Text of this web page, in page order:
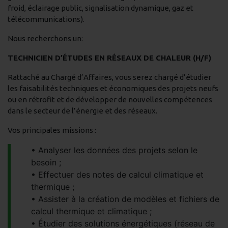
froid, éclairage public, signalisation dynamique, gaz et
télécommunications).
Nous recherchons un:
TECHNICIEN D’ÉTUDES EN RÉSEAUX DE CHALEUR (H/F)
Rattaché au Chargé d’Affaires, vous serez chargé d’étudier
les faisabilités techniques et économiques des projets neufs
ou en rétrofit et de développer de nouvelles compétences
dans le secteur de l’énergie et des réseaux.
Vos principales missions :
Analyser les données des projets selon le
besoin ;
Effectuer des notes de calcul climatique et
thermique ;
Assister à la création de modèles et fichiers de
calcul thermique et climatique ;
Étudier des solutions énergétiques (réseau de